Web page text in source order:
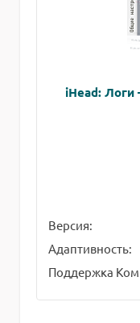
iHead:
Версия:
Адаптивность:
Поддержка